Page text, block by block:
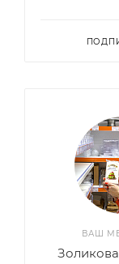
ВАШ